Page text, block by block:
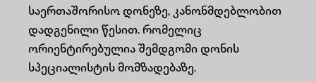
საერთაშორისო დონეზე, კანონმდებლობით
დადგენილი წესით. რომელიც
ორიენტირებულია შემდგომი დონის
სპეციალისტის მომზადებაზე.